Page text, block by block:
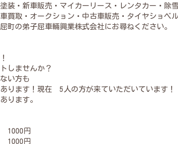
装・新車販売・マイカーリース・レンタカー・除
買取・オークション・中古車販売・タイヤショベ
町の弟子屈車輛興業株式会社にお尋ねください。
しませんか？
い方も
ります！現在 5人の方が来ていただいています！
ります。
1000円
円